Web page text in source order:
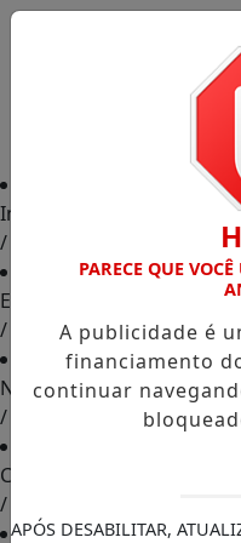
Início
/
Edições
/
Notícias
/
Contato
/
PARECE QUE
A publicidade é
financiamento
continuar
APÓS DESABILITAR,